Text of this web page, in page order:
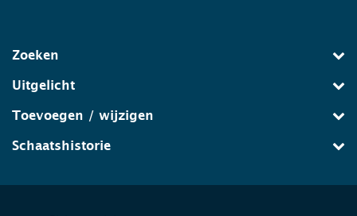
Zoeken
Uitgelicht
Toevoegen / wijzigen
Schaatshistorie